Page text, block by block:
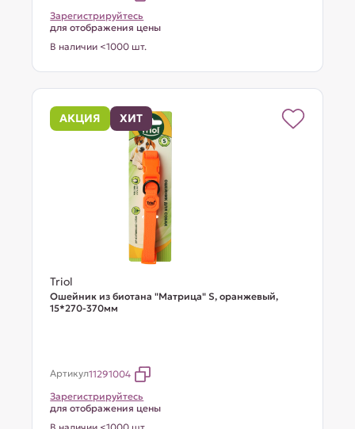
Зарегистрируйтесь
для отображения цены
В наличии <1000 шт.
АКЦИЯ ХИТ
Triol
Ошейник из биотана "Матрица" S, оранжевый,
15*270-370мм
Артикул11291004
Зарегистрируйтесь
для отображения цены